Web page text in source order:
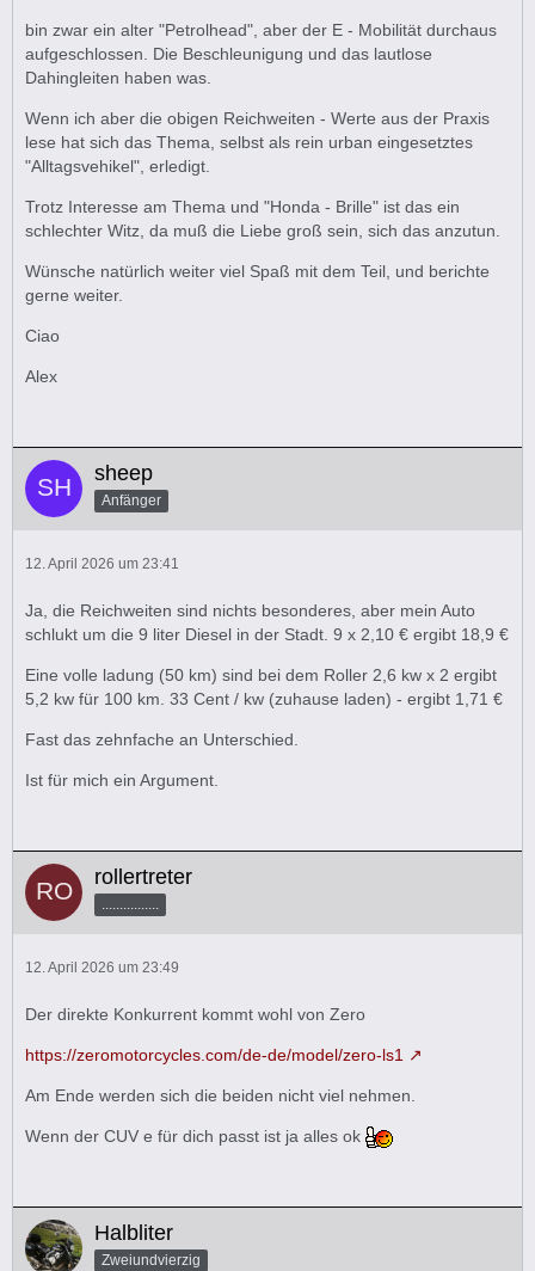
bin zwar ein alter "Petrolhead", aber der E - Mobilität durchaus
aufgeschlossen. Die Beschleunigung und das lautlose
Dahingleiten haben was.
Wenn ich aber die obigen Reichweiten - Werte aus der Praxis
lese hat sich das Thema, selbst als rein urban eingesetztes
"Alltagsvehikel", erledigt.
Trotz Interesse am Thema und "Honda - Brille" ist das ein
schlechter Witz, da muß die Liebe groß sein, sich das anzutun.
Wünsche natürlich weiter viel Spaß mit dem Teil, und berichte
gerne weiter.
Ciao
Alex
sheep
Anfänger
12. April 2026 um 23:41
Ja, die Reichweiten sind nichts besonderes, aber mein Auto
schlukt um die 9 liter Diesel in der Stadt. 9 x 2,10 € ergibt 18,9 €
Eine volle ladung (50 km) sind bei dem Roller 2,6 kw x 2 ergibt
5,2 kw für 100 km. 33 Cent / kw (zuhause laden) - ergibt 1,71 €
Fast das zehnfache an Unterschied.
Ist für mich ein Argument.
rollertreter
12. April 2026 um 23:49
Der direkte Konkurrent kommt wohl von Zero
https://zeromotorcycles.com/de-de/model/zero-ls1
Am Ende werden sich die beiden nicht viel nehmen.
Wenn der CUV e für dich passt ist ja alles ok
Halbliter
Zweiundvierzig